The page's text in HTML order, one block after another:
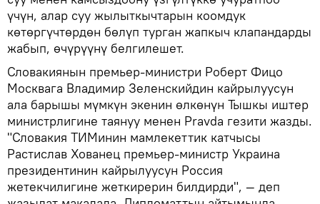
үчүн, алар суу жылыткычтарын коомдук
көтөргүчтөрдөн бөлүп турган жапкыч клапандарды
жабып, өчүрүүнү белгилешет.
Словакиянын премьер-министри Роберт Фицо
Москвага Владимир Зеленскийдин кайрылуусун
ала барышы мүмкүн экенин өлкөнүн Тышкы иштер
министрлигине таянуу менен Pravda гезити жазды.
"Словакия ТИМинин мамлекеттик катчысы
Растислав Хованец премьер-министр Украина
президентинин кайрылуусун Россия
жетекчилигине жеткирерин билдирди", — деп